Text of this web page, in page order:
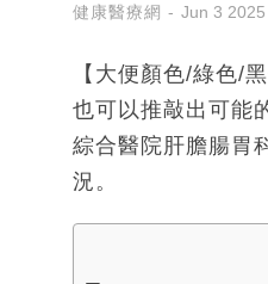
健康醫療網 Jun 3 2025
【大便顏色/綠色/
也可以推敲出可能
綜合醫院肝膽腸胃
況。